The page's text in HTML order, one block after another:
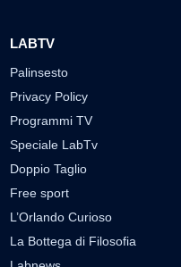
LABTV
Palinsesto
Privacy Policy
Programmi TV
Speciale LabTv
Doppio Taglio
Free sport
L’Orlando Curioso
La Bottega di Filosofia